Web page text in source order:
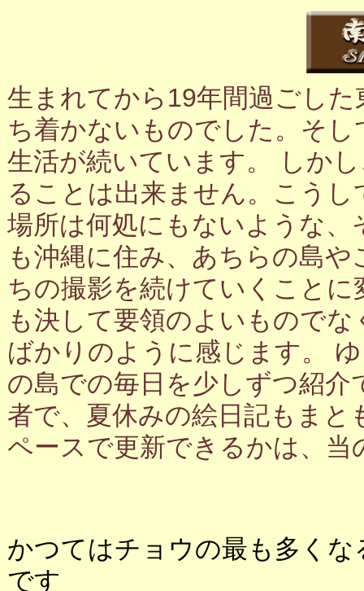
生まれてから19年間過ごし
ち着かないものでした。そ
生活が続いています。 しか
ることは出来ません。こう
場所は何処にもないような
も沖縄に住み、あちらの島
ちの撮影を続けていくこと
も決して要領のよいもので
ばかりのように感じます。
の島での毎日を少しずつ紹
者で、夏休みの絵日記もま
ペースで更新できるかは、
かつてはチョウの最も多く
です